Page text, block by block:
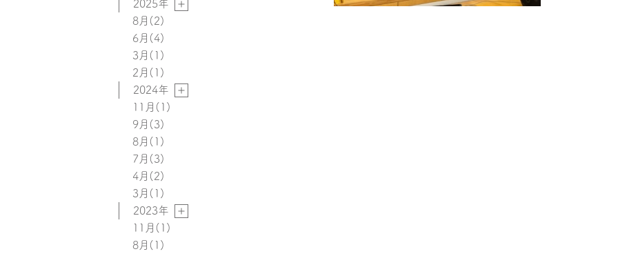
2025年
8月 (2)
6月 (4)
3月 (1)
2月 (1)
2024年
11月 (1)
9月 (3)
8月 (1)
7月 (3)
4月 (2)
3月 (1)
2023年
11月 (1)
8月 (1)